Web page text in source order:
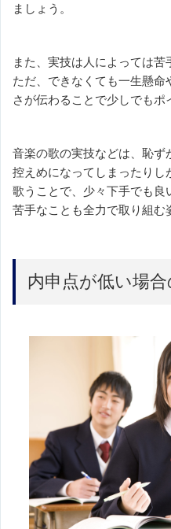
ましょう。
また、実技は人によっては苦
ただ、できなくても一生懸
さが伝わることで少しでもポ
音楽の歌の実技などは、恥ず
控えめになってしまったり
歌うことで、少々下手でも良
苦手なことも全力で取り組む
内申点が低い場